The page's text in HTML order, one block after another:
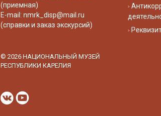
(приемная)
E-mail:nmrk_disp@mail.ru
(справки и заказ экскурсий)
© 2026 НАЦИОНАЛЬНЫЙ МУЗЕЙ
РЕСПУБЛИКИ КАРЕЛИЯ